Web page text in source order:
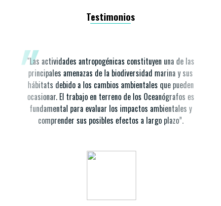
Testimonios
"Las actividades antropogénicas constituyen una de las
principales amenazas de la biodiversidad marina y sus
hábitats debido a los cambios ambientales que pueden
ocasionar. El trabajo en terreno de los Oceanógrafos es
fundamental para evaluar los impactos ambientales y
comprender sus posibles efectos a largo plazo”.